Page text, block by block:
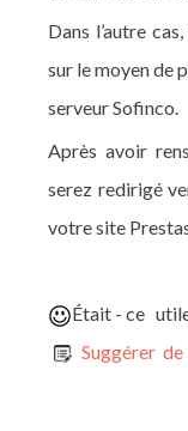
Dans l’autre
sur le moyen de
serveur Sofinco.
Après avoir
serez redirigé
votre site
Était - ce
Suggérer